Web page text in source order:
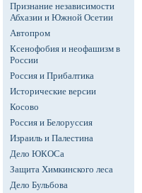
Признание независимости
Абхазии и Южной Осетии
Автопром
Ксенофобия и неофашизм в
России
Россия и Прибалтика
Исторические версии
Косово
Россия и Белоруссия
Израиль и Палестина
Дело ЮКОСа
Защита Химкинского леса
Дело Бульбова